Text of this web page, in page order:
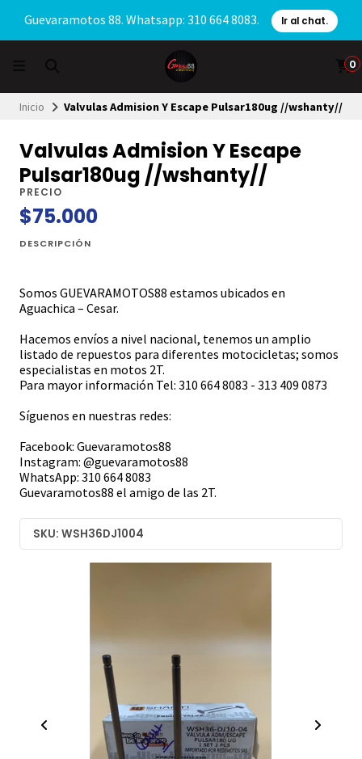
Guevaramotos 88. Whatsapp: 310 664 8083. Ir al chat.
0
Inicio Valvulas Admision Y Escape Pulsar180ug //wshanty//
Valvulas Admision Y Escape
Pulsar180ug //wshanty//
PRECIO
$75.000
DESCRIPCIÓN
Somos GUEVARAMOTOS88 estamos ubicados en
Aguachica – Cesar.
Hacemos envíos a nivel nacional, tenemos un amplio
listado de repuestos para diferentes motocicletas; somos
especialistas en motos 2T.
Para mayor información Tel: 310 664 8083 - 313 409 0873
Síguenos en nuestras redes:
Facebook: Guevaramotos88
Instagram: @guevaramotos88
WhatsApp: 310 664 8083
Guevaramotos88 el amigo de las 2T.
SKU: WSH36DJ1004